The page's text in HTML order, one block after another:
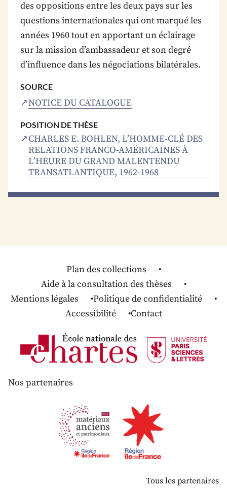
des oppositions entre les deux pays sur les
questions internationales qui ont marqué les
années 1960 tout en apportant un éclairage
sur la mission d’ambassadeur et son degré
d’influence dans les négociations bilatérales.
SOURCE
NOTICE DU CATALOGUE
POSITION DE THÈSE
CHARLES E. BOHLEN, L’HOMME-CLÉ DES
RELATIONS FRANCO-AMÉRICAINES À
L’HEURE DU GRAND MALENTENDU
TRANSATLANTIQUE, 1962-1968
Plan des collections
Aide à la consultation des thèses
Mentions légales
Politique de confidentialité
Accessibilité
Contact
Nos partenaires
Tous les partenaires